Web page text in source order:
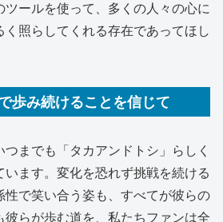
ツールを使って、多くの人々の心に
照らしてくれる存在であってほし
歩み続けることを信じて
までも「タカアンドトシ」らしく
います。変化を恐れず挑戦を続ける
性で笑い合う姿も、すべてが彼らの
彼らが歩む道を、私たちファンは全